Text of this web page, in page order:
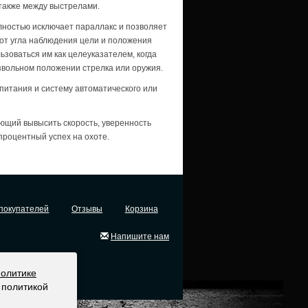
между выстрелами.
исключает параллакс и позволяет
угла наблюдения цели и положения
им как целеуказателем, когда
положении стрелка или оружия.
и систему автоматического или
вывысить скорость, уверенность
успех на охоте.
Отзывы Корзина
Напишите нам